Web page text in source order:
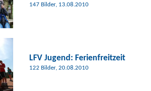
147 Bilder, 13.08.2010
LFV Jugend: Ferienfreitzeit
122 Bilder, 20.08.2010